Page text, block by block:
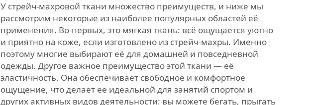
У стрейч-махровой ткани множество преимуществ, и ниже мы
рассмотрим некоторые из наиболее популярных областей её
применения. Во-первых, это мягкая ткань: всё ощущается уютно
и приятно на коже, если изготовлено из стрейч-махры. Именно
поэтому многие выбирают её для домашней и повседневной
одежды. Другое важное преимущество этой ткани — её
эластичность. Она обеспечивает свободное и комфортное
ощущение, что делает её идеальной для занятий спортом и
других активных видов деятельности: вы можете бегать, прыгать